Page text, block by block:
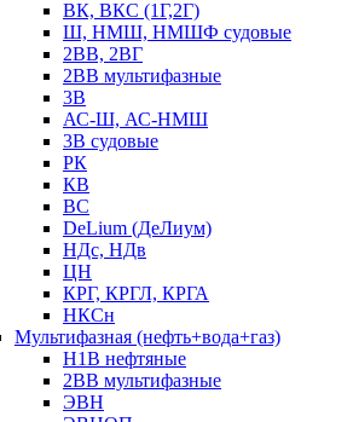
ВК, ВКС (1Г,2Г)
Ш, НМШ, НМШФ судовые
2ВВ, 2ВГ
2ВВ мультифазные
3В
АС-Ш, АС-НМШ
3В судовые
РК
КВ
ВС
DeLium (ДеЛиум)
НДс, НДв
ЦН
КРГ, КРГЛ, КРГА
НКСн
Мультифазная (нефть+вода+газ)
Н1В нефтяные
2ВВ мультифазные
ЭВН